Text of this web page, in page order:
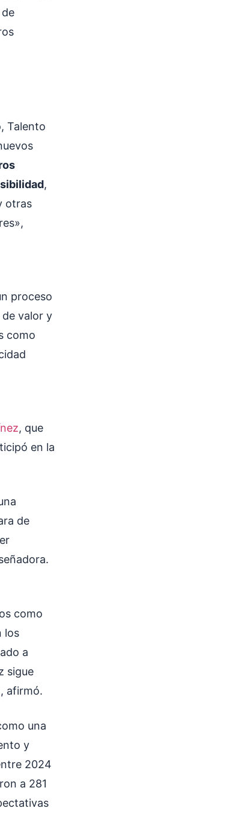
Talento
,
otras
proceso
de valor y
como
, que
en la
de
como
los
a
sigue
afirmó.
una
y
2024
a 281